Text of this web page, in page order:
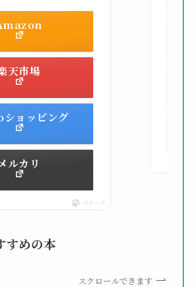
天市場
ョッピング
メルカリ
ポチップ
すめの本
スクロールできます